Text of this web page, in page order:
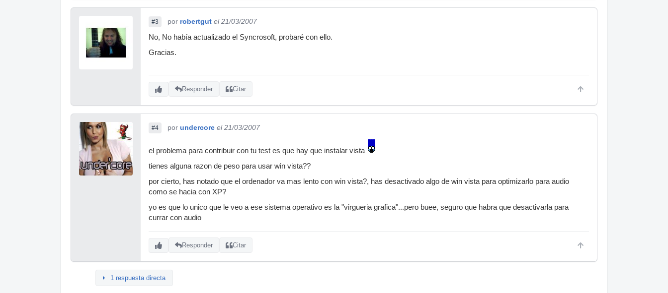
#3 por robertgut el 21/03/2007
No, No había actualizado el Syncrosoft, probaré con ello.
Gracias.
Responder Citar
#4 por undercore el 21/03/2007
el problema para contribuir con tu test es que hay que instalar vista
tienes alguna razon de peso para usar win vista??
por cierto, has notado que el ordenador va mas lento con win vista?, has desactivado algo de win vista para optimizarlo para audio
como se hacia con XP?
yo es que lo unico que le veo a ese sistema operativo es la "virgueria grafica"...pero buee, seguro que habra que desactivarla para
currar con audio
Responder Citar
1 respuesta directa